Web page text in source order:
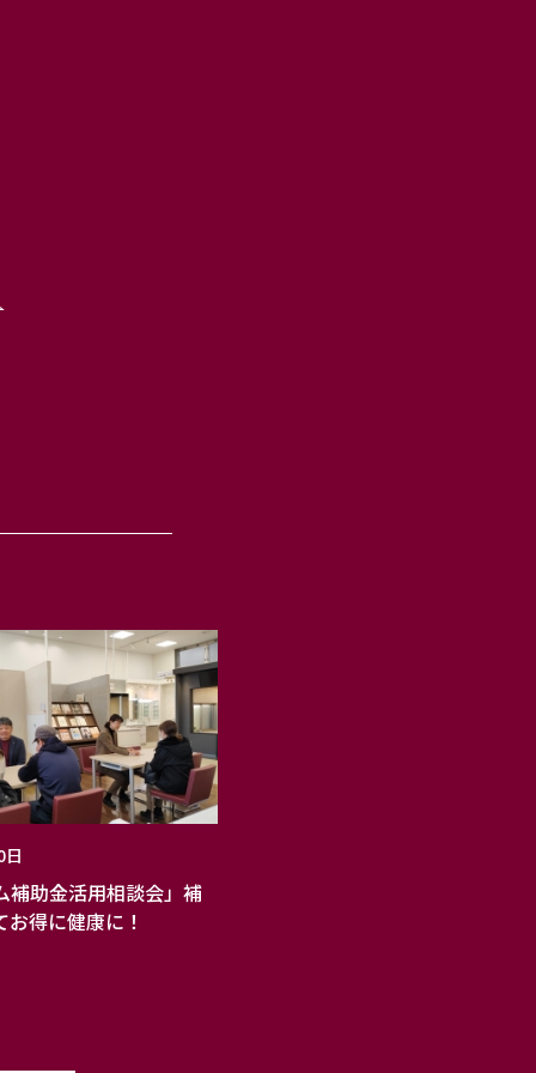
補助金活用相談会」補
得に健康に！